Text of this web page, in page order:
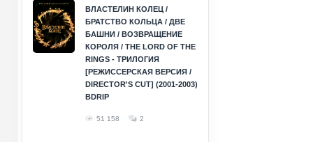
ВЛАСТЕЛИН КОЛЕЦ /
БРАТСТВО КОЛЬЦА / ДВЕ
БАШНИ / ВОЗВРАЩЕНИЕ
КОРОЛЯ / THE LORD OF THE
RINGS - ТРИЛОГИЯ
[РЕЖИССЕРСКАЯ ВЕРСИЯ /
DIRECTOR'S CUT] (2001-2003)
BDRIP
51 158 2